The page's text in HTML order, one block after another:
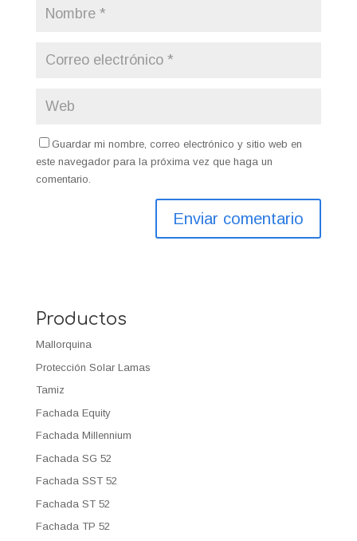
Guardar mi nombre, correo electrónico y sitio web en
este navegador para la próxima vez que haga un
comentario.
Productos
Mallorquina
Protección Solar Lamas
Tamiz
Fachada Equity
Fachada Millennium
Fachada SG 52
Fachada SST 52
Fachada ST 52
Fachada TP 52